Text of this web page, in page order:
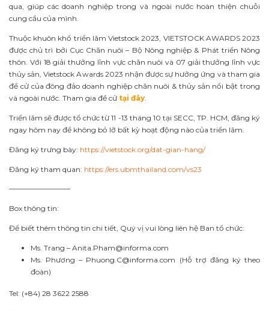
qua, giúp các doanh nghiệp trong và ngoài nước hoàn thiện chuỗi
cung cầu của mình.
Thuộc khuôn khổ triển lãm Vietstock 2023, VIETSTOCK AWARDS 2023
được chủ trì bởi Cục Chăn nuôi – Bộ Nông nghiệp & Phát triển Nông
thôn. Với 18 giải thưởng lĩnh vực chăn nuôi và 07 giải thưởng lĩnh vực
thủy sản, Vietstock Awards 2023 nhận được sự hưởng ứng và tham gia
đề cử của đông đảo doanh nghiệp chăn nuôi & thủy sản nổi bật trong
và ngoài nước. Tham gia đề cử tại đây.
Triển lãm sẽ được tổ chức từ 11 -13 tháng 10 tại SECC, TP. HCM, đăng ký
ngay hôm nay để không bỏ lỡ bất kỳ hoạt động nào của triển lãm.
Đăng ký trưng bày: https://vietstock.org/dat-gian-hang/
Đăng ký tham quan: https://ers.ubmthailand.com/vs23
————————–
Box thông tin:
Để biết thêm thông tin chi tiết, Quý vị vui lòng liên hệ Ban tổ chức:
Ms. Trang – Anita.Pham@informa.com
Ms. Phương – Phuong.C@informa.com (Hỗ trợ đăng ký theo
đoàn)
Tel: (+84) 28 3622 2588